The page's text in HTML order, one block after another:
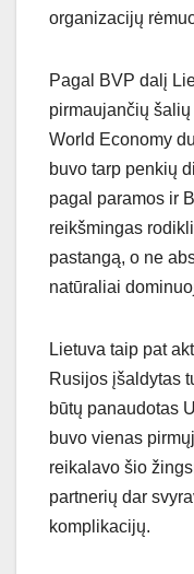
organizacijų
Pagal BVP dalį
pirmaujančių
World Economy
buvo tarp penkių
pagal paramos ir
reikšmingas
pastangą, o ne
natūraliai
Lietuva taip pat
Rusijos įšaldytas
būtų panaudotas
buvo vienas
reikalavo šio
partnerių dar
komplikacijų.